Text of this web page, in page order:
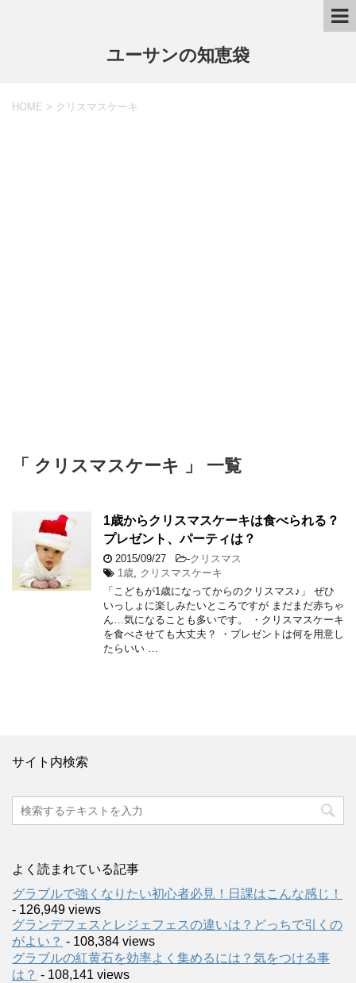
ユーサンの知恵袋
HOME > クリスマスケーキ
「 クリスマスケーキ 」 一覧
1歳からクリスマスケーキは食べられる？
プレゼント、パーティは？
2015/09/27 -クリスマス
1歳 クリスマスケーキ
「こどもが1歳になってからのクリスマス♪」 ぜひ
いっしょに楽しみたいところですが まだまだ赤ちゃ
ん…気になることも多いです。 ・クリスマスケーキ
を食べさせても大丈夫？ ・プレゼントは何を用意し
たらいい …
サイト内検索
よく読まれている記事
グラブルで強くなりたい初心者必見！日課はこんな感じ！
- 126,949 views
グランデフェスとレジェフェスの違いは？どっちで引くの
がよい？ - 108,384 views
グラブルの紅黄石を効率よく集めるには？気をつける事
は？ - 108,141 views